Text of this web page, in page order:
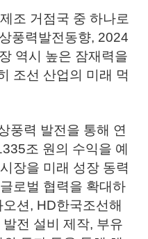
조 거점국 중 하나로
풍력발전동향, 2024
역시 높은 잠재력을
조선 산업의 미래 먹
풍력 발전을 통해 연
조 원의 수익을 예
장을 미래 성장 동력
로벌 협력을 확대하
션, HD한국조선해
전 설비 제작, 부유